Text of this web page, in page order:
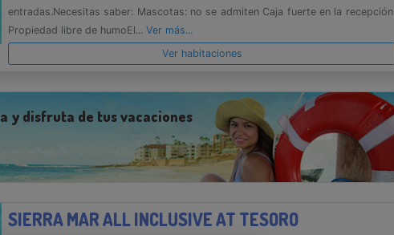
entradas.Necesitas saber: Mascotas: no se admiten Caja fuerte en la recepción
Propiedad libre de humoEl... Ver más...
Ver habitaciones
y disfruta de tus vacaciones
SIERRA MAR ALL INCLUSIVE AT TESORO